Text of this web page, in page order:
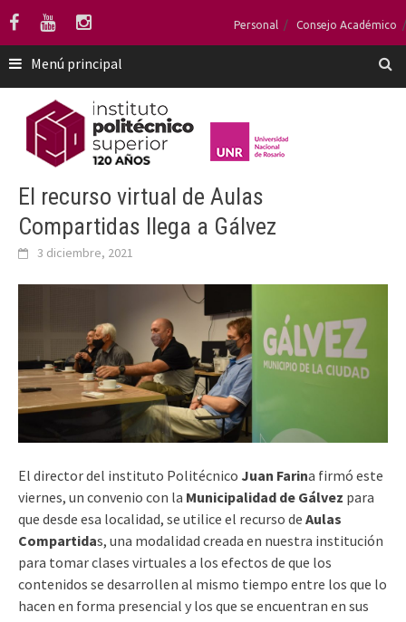
Saltar
contenido
Personal Consejo Académico
Menú principal
El recurso virtual de Aulas
Compartidas llega a Gálvez
3 diciembre, 2021
El director del instituto Politécnico Juan Farina firmó este
viernes, un convenio con la Municipalidad de Gálvez para
que desde esa localidad, se utilice el recurso de Aulas
Compartidas, una modalidad creada en nuestra institución
para tomar clases virtuales a los efectos de que los
contenidos se desarrollen al mismo tiempo entre los que lo
hacen en forma presencial y los que se encuentran en sus